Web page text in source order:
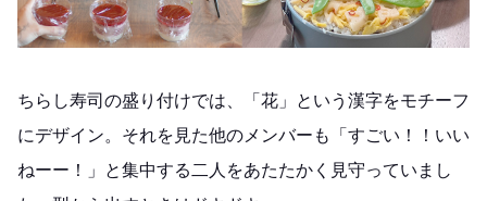
ちらし寿司の盛り付けでは、「花」という漢字をモチーフ
にデザイン。それを見た他のメンバーも「すごい！！いい
ねーー！」と集中する二人をあたたかく見守っていまし